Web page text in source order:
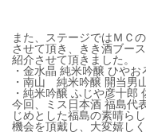
また、ステージではＭＣ
させて頂き、きき酒ブー
紹介させて頂きました。
・金水晶 純米吟醸 ひや
・南山 純米吟醸 開当男
・純米吟醸 ふじや彦十郎
今回、ミス日本酒 福島代
じめとした福島の素晴ら
機会を頂戴し、大変嬉しく